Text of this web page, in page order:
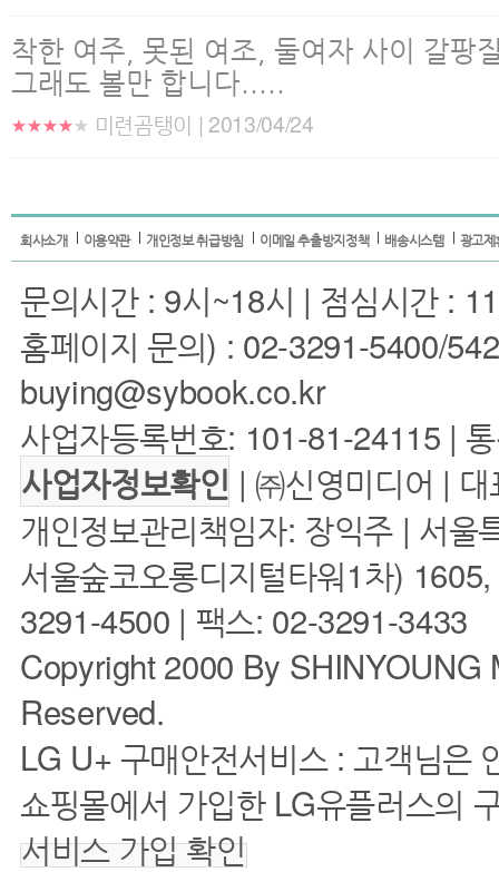
착한 여주, 못된 여조, 둘여자 사이 갈팡
그래도 볼만 합니다.....
미련곰탱이 | 2013/04/24
회사소개 이용약관 개인정보 취급방침 이메일 추출방지정책 배송시스템 광고
문의시간 : 9시~18시 | 점심시간 :
홈페이지 문의) : 02-3291-5400/
buying@sybook.co.kr
사업자등록번호: 101-81-24115 |
사업자정보확인 | ㈜신영미디어 |
개인정보관리책임자: 장익주 | 서
서울숲코오롱디지털타워1차)
3291-4500 | 팩스: 02-3291-3433
Copyright 2000 By
Reserved.
LG U+ 구매안전서비스 : 고객님은
쇼핑몰에서 가입한 LG유플러스의
서비스 가입 확인